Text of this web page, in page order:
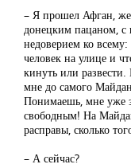
– Я прошел Афган,
донецким пацаном, с
недоверием ко
человек на улице и
кинуть или развести.
мне до самого
Понимаешь, мне уже
свободным! На
расправы, сколько
– А сейчас?